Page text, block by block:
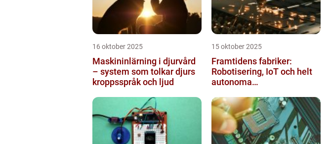
16 oktober 2025
Maskininlärning i djurvård
– system som tolkar djurs
kroppsspråk och ljud
15 oktober 2025
Framtidens fabriker:
Robotisering, IoT och helt
autonoma